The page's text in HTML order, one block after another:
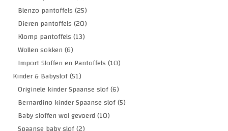
Blenzo pantoffels(25)
Dieren pantoffels(20)
Klomp pantoffels(13)
Wollen sokken(6)
Import Sloffen en Pantoffels(10)
Kinder & Babyslof(51)
Originele kinder Spaanse slof(6)
Bernardino kinder Spaanse slof(5)
Baby sloffen wol gevoerd(10)